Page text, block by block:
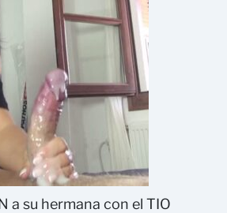
a su hermana con el TIO